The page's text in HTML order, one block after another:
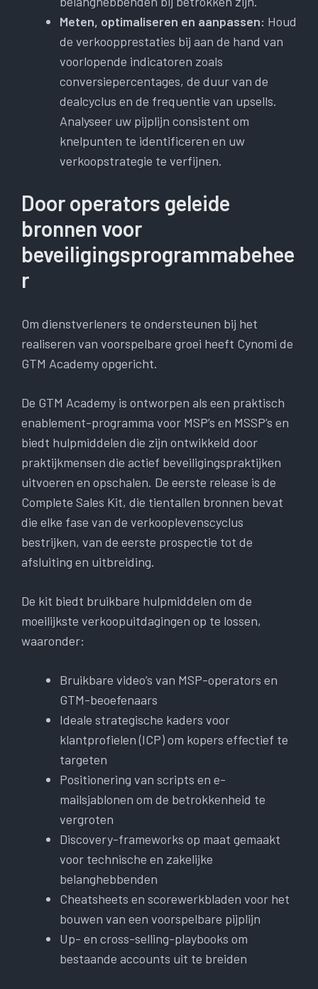
Meten, optimaliseren en aanpassen: Houd
de verkoopprestaties bij aan de hand van
voorlopende indicatoren zoals
conversiepercentages, de duur van de
dealcyclus en de frequentie van upsells.
Analyseer uw pijplijn consistent om
knelpunten te identificeren en uw
verkoopstrategie te verfijnen.
Door operators geleide
bronnen voor
beveiligingsprogrammabehee
r
Om dienstverleners te ondersteunen bij het
realiseren van voorspelbare groei heeft Cynomi de
GTM Academy opgericht.
De GTM Academy is ontworpen als een praktisch
enablement-programma voor MSP’s en MSSP’s en
biedt hulpmiddelen die zijn ontwikkeld door
praktijkmensen die actief beveiligingspraktijken
uitvoeren en opschalen. De eerste release is de
Complete Sales Kit, die tientallen bronnen bevat
die elke fase van de verkooplevenscyclus
bestrijken, van de eerste prospectie tot de
afsluiting en uitbreiding.
De kit biedt bruikbare hulpmiddelen om de
moeilijkste verkoopuitdagingen op te lossen,
waaronder:
Bruikbare video’s van MSP-operators en
GTM-beoefenaars
Ideale strategische kaders voor
klantprofielen (ICP) om kopers effectief te
targeten
Positionering van scripts en e-
mailsjablonen om de betrokkenheid te
vergroten
Discovery-frameworks op maat gemaakt
voor technische en zakelijke
belanghebbenden
Cheatsheets en scorewerkbladen voor het
bouwen van een voorspelbare pijplijn
Up- en cross-selling-playbooks om
bestaande accounts uit te breiden